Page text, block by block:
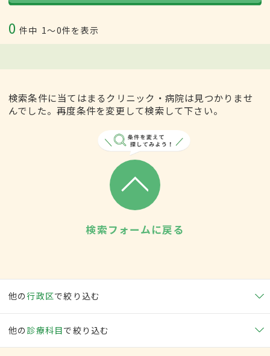
0 件中 1〜0件を表示
検索条件に当てはまるクリニック・病院は見つかりませ
んでした。再度条件を変更して検索して下さい。
検索フォームに戻る
他の行政区で絞り込む
他の 診療科目で絞り込む